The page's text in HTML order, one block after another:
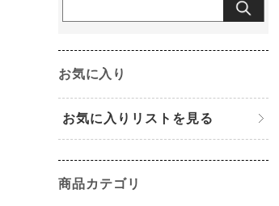
お気に入り
お気に入りリストを見る
商品カテゴリ